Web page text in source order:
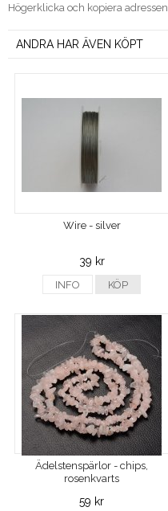
Högerklicka och kopiera adressen
ANDRA HAR ÄVEN KÖPT
Wire - silver
39 kr
INFO KÖP
Ädelstenspärlor - chips,
rosenkvarts
59 kr